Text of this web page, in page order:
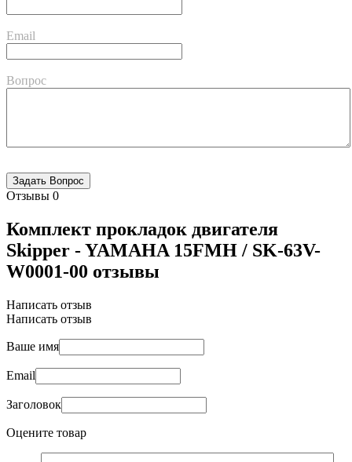
Email
Вопрос
Отзывы 0
Комплект прокладок двигателя
Skipper - YAMAHA 15FMH / SK-63V-
W0001-00 отзывы
Написать отзыв
Написать отзыв
Ваше имя
Email
Заголовок
Оцените товар